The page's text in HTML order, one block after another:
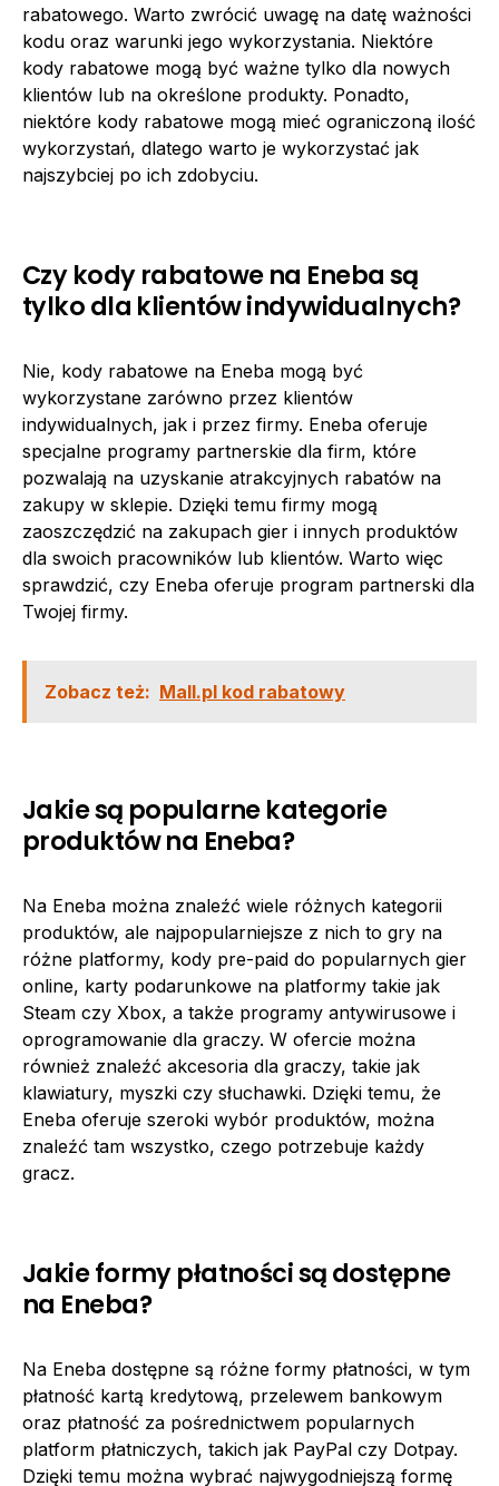
rabatowego. Warto zwrócić uwagę na datę ważności
kodu oraz warunki jego wykorzystania. Niektóre
kody rabatowe mogą być ważne tylko dla nowych
klientów lub na określone produkty. Ponadto,
niektóre kody rabatowe mogą mieć ograniczoną ilość
wykorzystań, dlatego warto je wykorzystać jak
najszybciej po ich zdobyciu.
Czy kody rabatowe na Eneba są
tylko dla klientów indywidualnych?
Nie, kody rabatowe na Eneba mogą być
wykorzystane zarówno przez klientów
indywidualnych, jak i przez firmy. Eneba oferuje
specjalne programy partnerskie dla firm, które
pozwalają na uzyskanie atrakcyjnych rabatów na
zakupy w sklepie. Dzięki temu firmy mogą
zaoszczędzić na zakupach gier i innych produktów
dla swoich pracowników lub klientów. Warto więc
sprawdzić, czy Eneba oferuje program partnerski dla
Twojej firmy.
Zobacz też: Mall.pl kod rabatowy
Jakie są popularne kategorie
produktów na Eneba?
Na Eneba można znaleźć wiele różnych kategorii
produktów, ale najpopularniejsze z nich to gry na
różne platformy, kody pre-paid do popularnych gier
online, karty podarunkowe na platformy takie jak
Steam czy Xbox, a także programy antywirusowe i
oprogramowanie dla graczy. W ofercie można
również znaleźć akcesoria dla graczy, takie jak
klawiatury, myszki czy słuchawki. Dzięki temu, że
Eneba oferuje szeroki wybór produktów, można
znaleźć tam wszystko, czego potrzebuje każdy
gracz.
Jakie formy płatności są dostępne
na Eneba?
Na Eneba dostępne są różne formy płatności, w tym
płatność kartą kredytową, przelewem bankowym
oraz płatność za pośrednictwem popularnych
platform płatniczych, takich jak PayPal czy Dotpay.
Dzięki temu można wybrać najwygodniejszą formę